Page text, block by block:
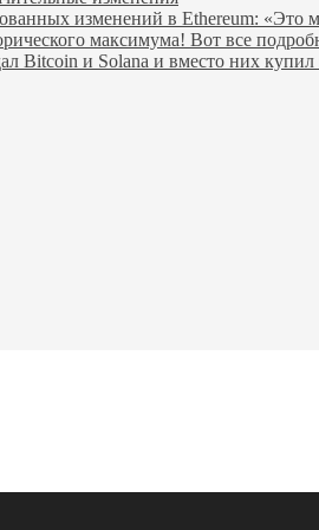
изменений в Ethereum: «Это
максимума! Вот все
Bitcoin и Solana и вместо них купил